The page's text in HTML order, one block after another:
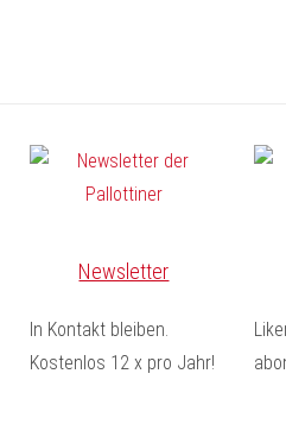
Newsletter
In Kontakt bleiben.
Kostenlos 12 x pro Jahr!